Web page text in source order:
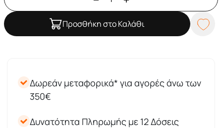
Προσθήκη στο Καλάθι
Δωρεάν μεταφορικά* για αγορές άνω των
350€
Δυνατότητα Πληρωμής με 12 Δόσεις